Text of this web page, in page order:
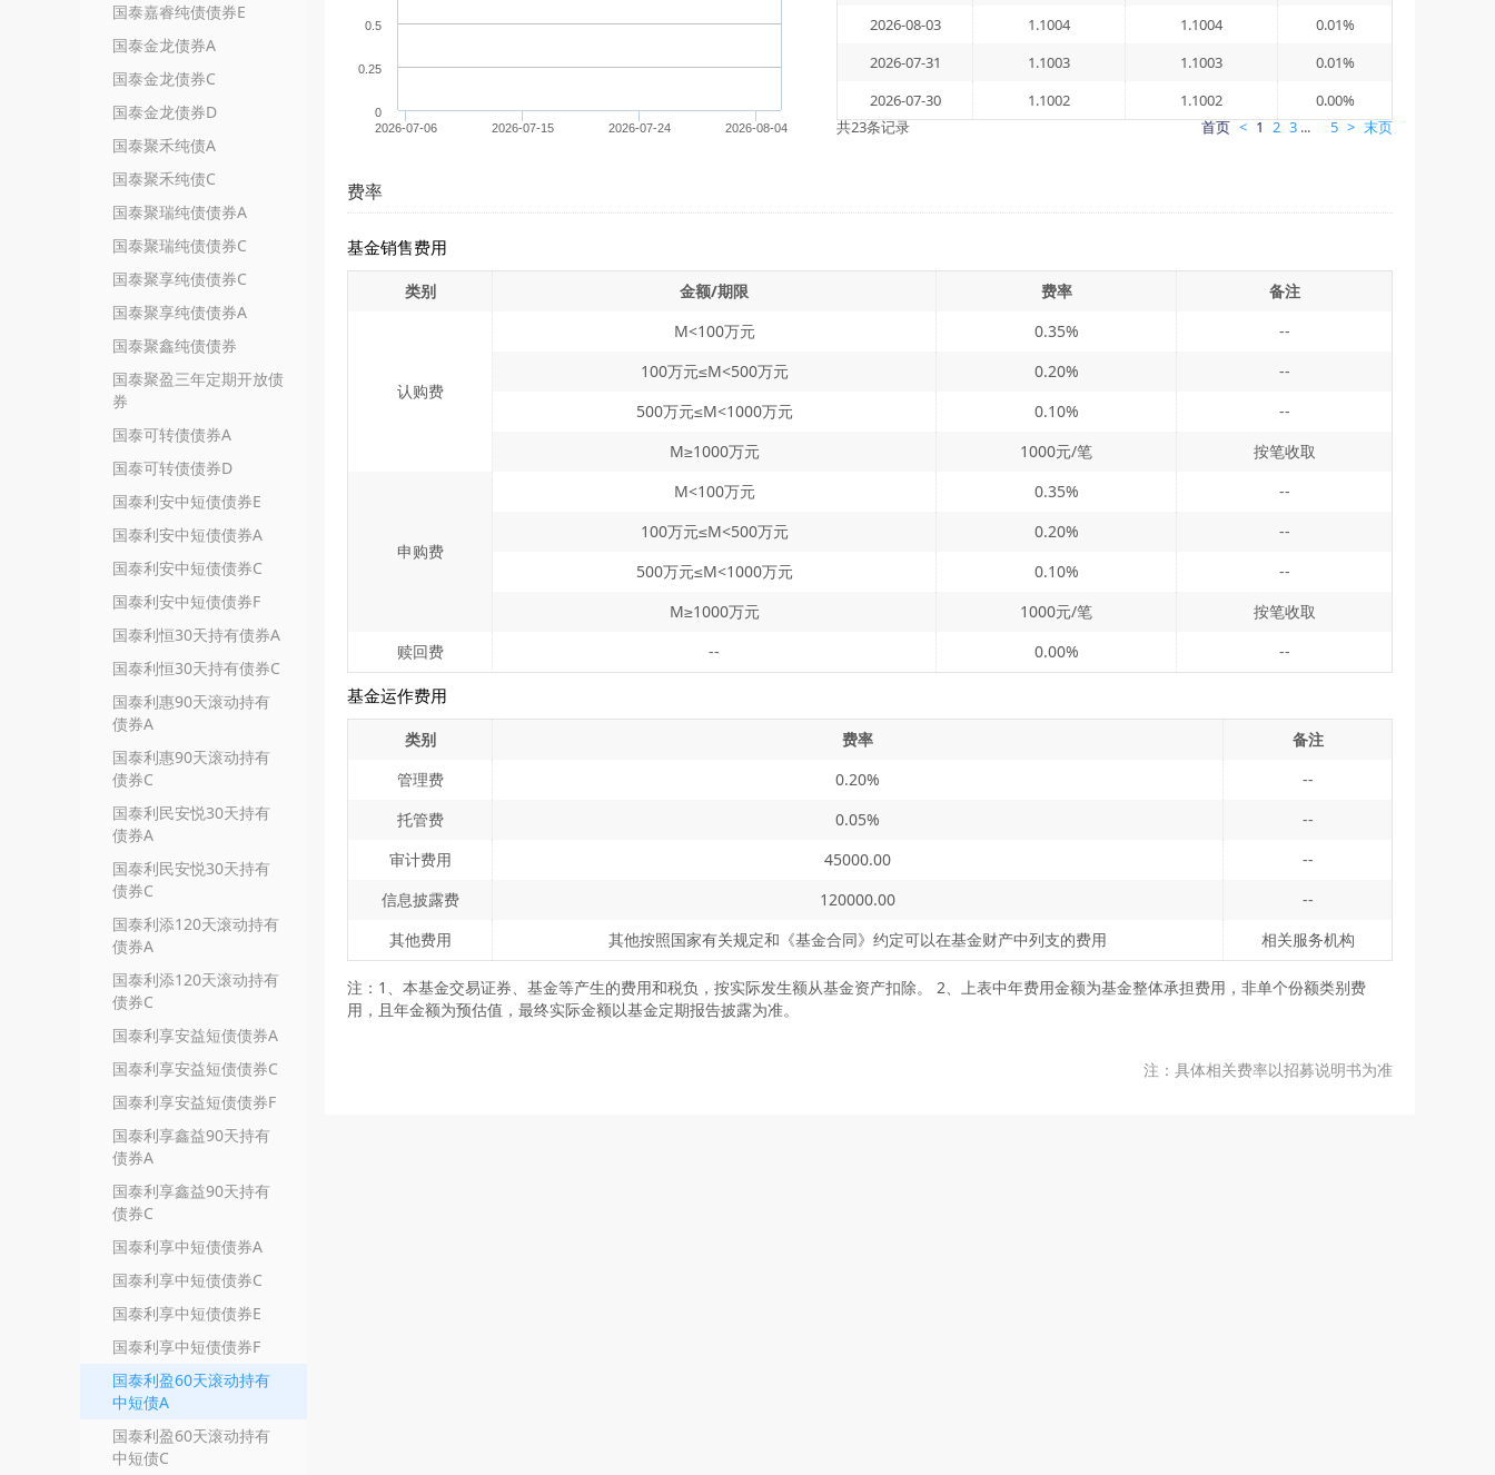
国泰嘉睿纯债债券E
国泰金龙债券A
国泰金龙债券C
国泰金龙债券D
国泰聚禾纯债A
国泰聚禾纯债C
国泰聚瑞纯债债券A
国泰聚瑞纯债债券C
国泰聚享纯债债券C
国泰聚享纯债债券A
国泰聚鑫纯债债券
国泰聚盈三年定期开放债
券
国泰可转债债券A
国泰可转债债券D
国泰利安中短债债券E
国泰利安中短债债券A
国泰利安中短债债券C
国泰利安中短债债券F
国泰利恒30天持有债券A
国泰利恒30天持有债券C
国泰利惠90天滚动持有
债券A
国泰利惠90天滚动持有
债券C
国泰利民安悦30天持有
债券A
国泰利民安悦30天持有
债券C
国泰利添120天滚动持有
债券A
国泰利添120天滚动持有
债券C
国泰利享安益短债债券A
国泰利享安益短债债券C
国泰利享安益短债债券F
国泰利享鑫益90天持有
债券A
国泰利享鑫益90天持有
债券C
国泰利享中短债债券A
国泰利享中短债债券C
国泰利享中短债债券E
国泰利享中短债债券F
国泰利盈60天滚动持有
中短债A
国泰利盈60天滚动持有
中短债C
2026-07-06 2026-07-15 2026-07-24 2026-08-04
0
0.25
0.5
2026-08-03
1.1004 1.1004
0.01%
2026-07-31
1.1003 1.1003
0.01%
2026-07-30
1.1002 1.1002
0.00%
共23条记录
首页 < 1 2 3... 5 > 末页
费率
基金销售费用
类别 金额/期限 费率 备注
认购费
M<100万元 0.35%
--
100万元≤M<500万元
0.20%
--
500万元≤M<1000万元
0.10%
--
M≥1000万元
1000元/笔 按笔收取
申购费
M<100万元 0.35%
--
100万元≤M<500万元
0.20%
--
500万元≤M<1000万元
0.10%
--
M≥1000万元
1000元/笔
按笔收取
赎回费
-- 0.00% --
基金运作费用
类别 费率
备注
管理费
0.20%
--
托管费
0.05%
--
审计费用
45000.00
--
信息披露费
120000.00
--
其他费用
其他按照国家有关规定和《基金合同》约定可以在基金财产中列支的费用 相关服务机构
注：1、本基金交易证券、基金等产生的费用和税负，按实际发生额从基金资产扣除。 2、上表中年费用金额为基金整体承担费用，非单个份额类别费
用，且年金额为预估值，最终实际金额以基金定期报告披露为准。
注：具体相关费率以招募说明书为准